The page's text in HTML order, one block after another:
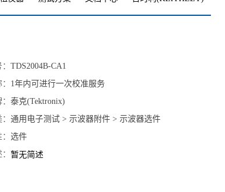
TDS2004B-CA1
1年内可进行一次校准服务
泰克(Tektronix)
通用电子测试 > 示波器附件 > 示波器选件
选件
暂无简述